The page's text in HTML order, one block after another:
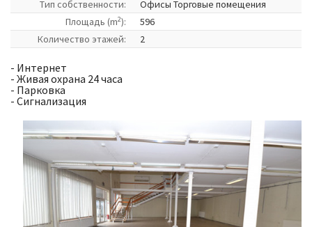
Tип собственности:
Офисы Торговые помещения
Площадь (m2):
596
Количество этажей:
2
- Интернет
- Живая охрана 24 часа
- Парковка
- Сигнализация